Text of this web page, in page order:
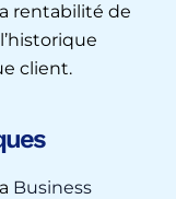
rentabilité de
client.
Business